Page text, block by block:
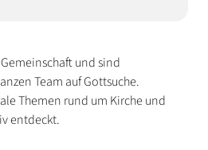
und sind
Team auf Gottsuche.
Themen rund um Kirche und
entdeckt.